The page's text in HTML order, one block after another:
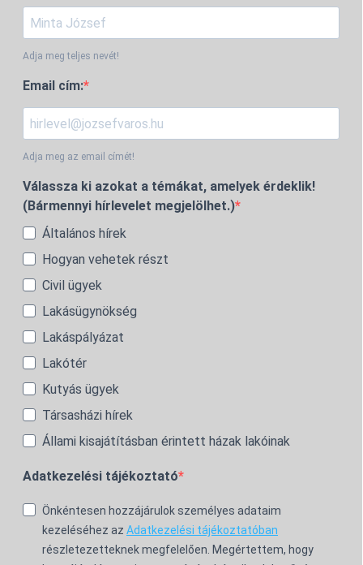
Adja meg teljes nevét!
Email cím:
Adja meg az email címét!
Válassza ki azokat a témákat, amelyek érdeklik!
(Bármennyi hírlevelet megjelölhet.)
Általános hírek
Hogyan vehetek részt
Civil ügyek
Lakásügynökség
Lakáspályázat
Lakótér
Kutyás ügyek
Társasházi hírek
Állami kisajátításban érintett házak lakóinak
Adatkezelési tájékoztató
Önkéntesen hozzájárulok személyes adataim
kezeléséhez az Adatkezelési tájékoztatóban
részletezetteknek megfelelően. Megértettem, hogy